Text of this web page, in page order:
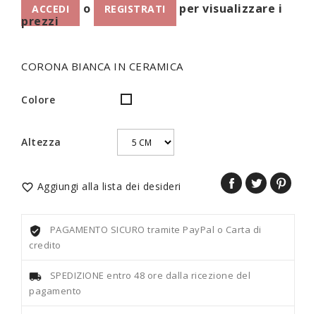
ACCEDI o REGISTRATI
per visualizzare i
prezzi
CORONA BIANCA IN CERAMICA
Colore Bianco
Altezza
 Aggiungi alla lista dei desideri
PAGAMENTO SICURO tramite PayPal o Carta di
credito
SPEDIZIONE entro 48 ore dalla ricezione del
pagamento